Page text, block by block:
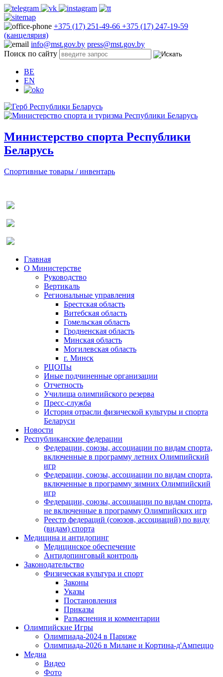
+375 (17) 251-49-66 +375 (17) 247-19-59
(канцелярия)
info@mst.gov.by press@mst.gov.by
Поиск по сайту
BE
EN
Министерство спорта Республики
Беларусь
Спортивные товары / инвентарь
Главная
О Министерстве
Руководство
Вертикаль
Региональные управления
Брестская область
Витебская область
Гомельская область
Гродненская область
Минская область
Могилевская область
г. Минск
РЦОПы
Иные подчиненные организации
Отчетность
Училища олимпийского резерва
Пресс-служба
История отрасли физической культуры и спорта
Беларуси
Новости
Республиканские федерации
Федерации, союзы, ассоциации по видам спорта,
включенные в программу летних Олимпийский
игр
Федерации, союзы, ассоциации по видам спорта,
включенные в программу зимних Олимпийский
игр
Федерации, союзы, ассоциации по видам спорта,
не включенные в программу Олимпийских игр
Реестр федераций (союзов, ассоциаций) по виду
(видам) спорта
Медицина и антидопинг
Медицинское обеспечение
Антидопинговый контроль
Законодательство
Физическая культура и спорт
Законы
Указы
Постановления
Приказы
Разъяснения и комментарии
Олимпийские Игры
Олимпиада-2024 в Париже
Олимпиада-2026 в Милане и Кортина-д'Ампеццо
Медиа
Видео
Фото